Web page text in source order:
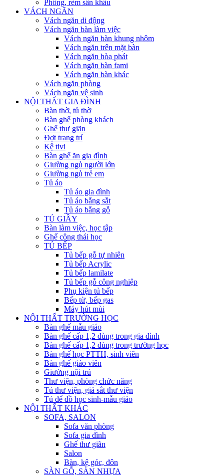
Phông, rèm sân khấu
VÁCH NGĂN
Vách ngăn di động
Vách ngăn bàn làm việc
Vách ngăn bàn khung nhôm
Vách ngăn trên mặt bàn
Vách ngăn hòa phát
Vách ngăn bàn fami
Vách ngăn bàn khác
Vách ngăn phòng
Vách ngăn vệ sinh
NỘI THẤT GIA ĐÌNH
Bàn thờ, tủ thờ
Bàn ghế phòng khách
Ghế thư giãn
Đợt trang trí
Kệ tivi
Bàn ghế ăn gia đình
Giường ngủ người lớn
Giường ngủ trẻ em
Tủ áo
Tủ áo gia đình
Tủ áo bằng sắt
Tủ áo bằng gỗ
TỦ GIẦY
Bàn làm việc, học tập
Ghế công thái học
TỦ BẾP
Tủ bếp gỗ tự nhiên
Tủ bếp Acrylic
Tủ bếp lamilate
Tủ bếp gỗ công nghiệp
Phụ kiện tủ bếp
Bếp từ, bếp gas
Máy hút mùi
NỘI THẤT TRƯỜNG HỌC
Bàn ghế mẫu giáo
Bàn ghế cấp 1,2 dùng trong gia đình
Bàn ghế cấp 1,2 dùng trong trường học
Bàn ghế học PTTH, sinh viên
Bàn ghế giáo viên
Giường nội trú
Thư viện, phòng chức năng
Tủ thư viện, giá sắt thư viện
Tủ để đồ học sinh-mẫu giáo
NỘI THẤT KHÁC
SOFA, SALON
Sofa văn phòng
Sofa gia đình
Ghế thư giãn
Salon
Bàn, kệ góc, đôn
SÀN GỖ, SÀN NHỰA